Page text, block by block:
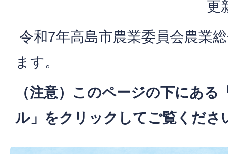
更
令和7年高島市農業委員会農業
ます。
（注意）このページの下にあ
ル」をクリックしてご覧くださ